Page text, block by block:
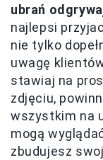
ubrań
najlepsi
nie tylko
uwagę
stawiaj na
zdjęciu,
wszystkim na
mogą
zbudujesz